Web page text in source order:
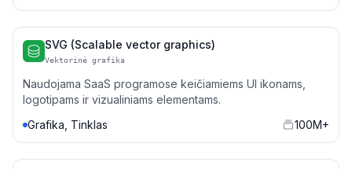
SVG (Scalable vector graphics)
Vektorinė grafika
Naudojama SaaS programose keičiamiems UI ikonams,
logotipams ir vizualiniams elementams.
Grafika, Tinklas
100M+